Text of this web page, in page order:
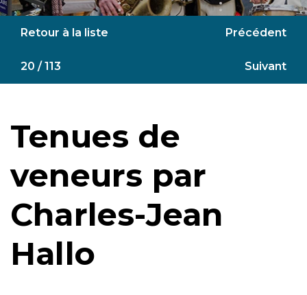
Retour à la liste Précédent
20 / 113 Suivant
Tenues de
veneurs par
Charles-Jean
Hallo